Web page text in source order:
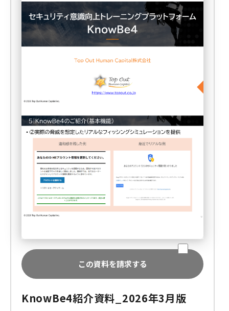
この資料を請求する
KnowBe4紹介資料_2026年3月版